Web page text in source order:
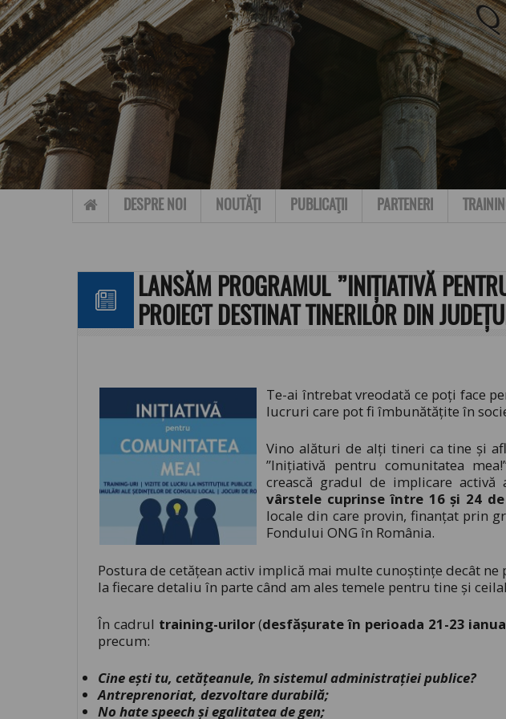
Skip to content
DESPRE NOI NOUTĂŢI PUBLICAŢII PARTENERI
LANSĂM PROGRAMUL ”INIȚIATIVĂ
PROIECT DESTINAT TINERILOR DIN
Te-ai întrebat vreodată ce poți face
lucruri care pot fi îmbunătățite în
Vino alături de alți tineri ca tine și
”Inițiativă pentru comunitatea
crească gradul de implicare
vârstele cuprinse între 16 și 24
locale din care provin, finanțat prin
Fondului ONG în România.
Postura de cetățean activ implică mai multe cunoștințe decât
la fiecare detaliu în parte când am ales temele pentru tine și
În cadrul training-urilor(desfășurate în perioada 21-23
precum:
Cine ești tu, cetățeanule, în sistemul administrației publice?
Antreprenoriat, dezvoltare durabilă;
No hate speech și egalitatea de gen;